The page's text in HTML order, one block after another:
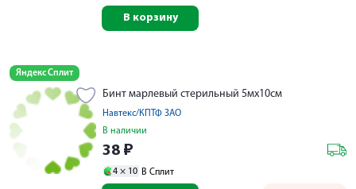
В корзину
Яндекс Сплит
Бинт марлевый стерильный 5мх10см
Навтекс/КПТФ ЗАО
В наличии
38 ₽
4 × 10 В Сплит